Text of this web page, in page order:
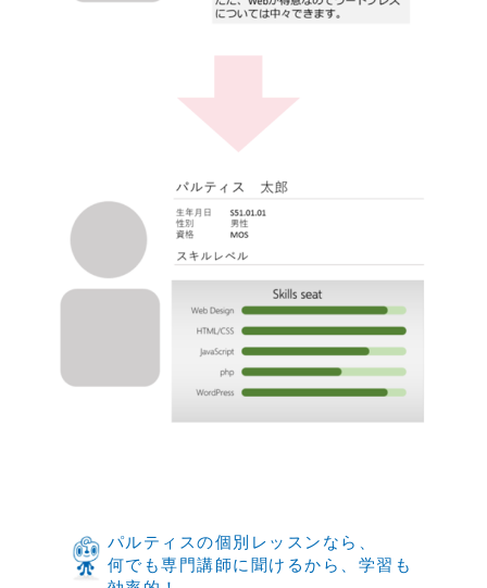
パルティスの個別レッスンなら、
何でも専門講師に聞けるから、学習も